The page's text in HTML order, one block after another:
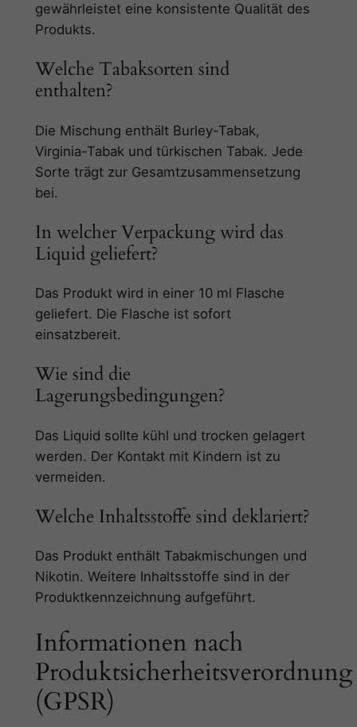
gewährleistet eine konsistente Qualität des
Produkts.
Welche Tabaksorten sind
enthalten?
Die Mischung enthält Burley-Tabak,
Virginia-Tabak und türkischen Tabak. Jede
Sorte trägt zur Gesamtzusammensetzung
bei.
In welcher Verpackung wird das
Liquid geliefert?
Das Produkt wird in einer 10 ml Flasche
geliefert. Die Flasche ist sofort
einsatzbereit.
Wie sind die
Lagerungsbedingungen?
Das Liquid sollte kühl und trocken gelagert
werden. Der Kontakt mit Kindern ist zu
vermeiden.
Welche Inhaltsstoffe sind deklariert?
Das Produkt enthält Tabakmischungen und
Nikotin. Weitere Inhaltsstoffe sind in der
Produktkennzeichnung aufgeführt.
Informationen nach
Produktsicherheitsverordnung
(GPSR)